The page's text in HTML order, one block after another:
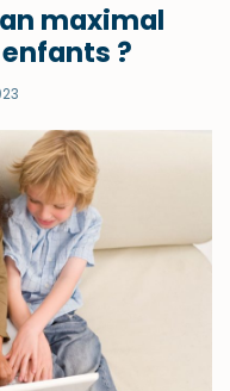
maximal
?